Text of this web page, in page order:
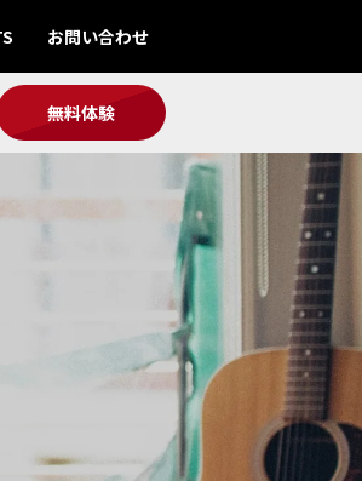
お問い合わせ
無料体験